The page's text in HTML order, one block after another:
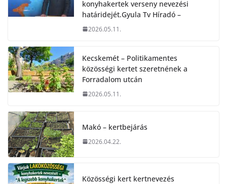
konyhakertek verseny nevezési
határidejét.Gyula Tv Híradó –
2026.05.11.
Kecskemét – Politikamentes
közösségi kertet szeretnének a
Forradalom utcán
2026.05.11.
Makó – kertbejárás
2026.04.22.
Közösségi kert kertnevezés